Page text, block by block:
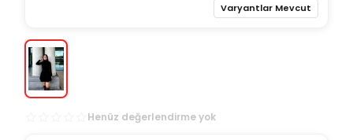
Varyantlar Mevcut
Henüz değerlendirme yok